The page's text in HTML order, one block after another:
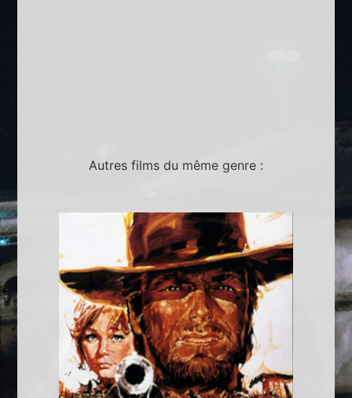
Autres films du même genre :